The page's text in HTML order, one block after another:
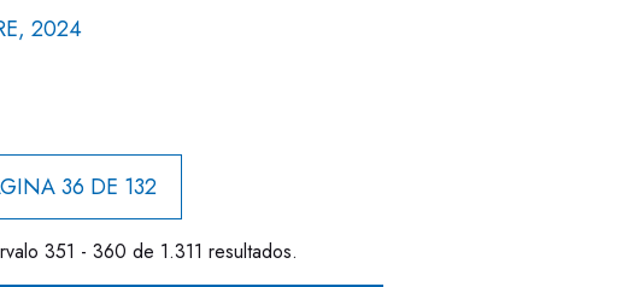
2024
36 DE 132
351 - 360 de 1.311 resultados.